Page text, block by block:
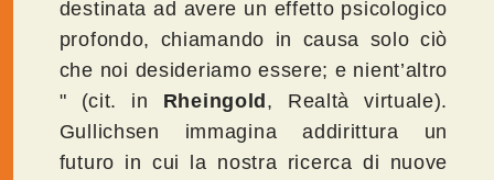
destinata ad avere un effetto psicologico
profondo, chiamando in causa solo ciò
che noi desideriamo essere; e nient’altro
" (cit. in Rheingold, Realtà virtuale).
Gullichsen immagina addirittura un
futuro in cui la nostra ricerca di nuove